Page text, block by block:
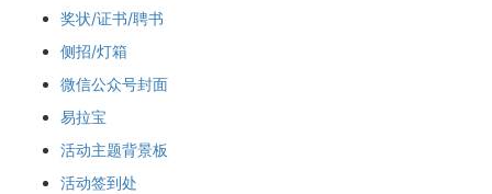
奖状/证书/聘书
侧招/灯箱
微信公众号封面
易拉宝
活动主题背景板
活动签到处